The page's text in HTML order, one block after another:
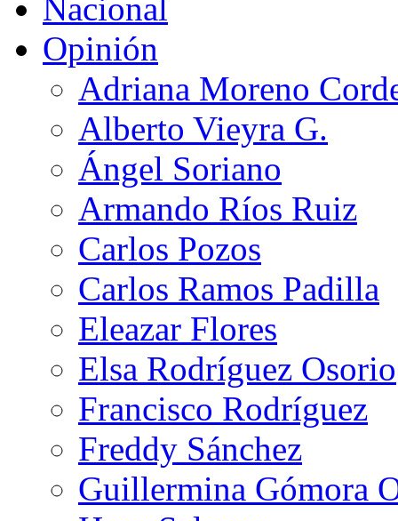
Nacional
Opinión
Adriana Moreno
Alberto Vieyra G.
Ángel Soriano
Armando Ríos Ruiz
Carlos Pozos
Carlos Ramos Padilla
Eleazar Flores
Elsa Rodríguez Osorio
Francisco Rodríguez
Freddy Sánchez
Guillermina Gómora